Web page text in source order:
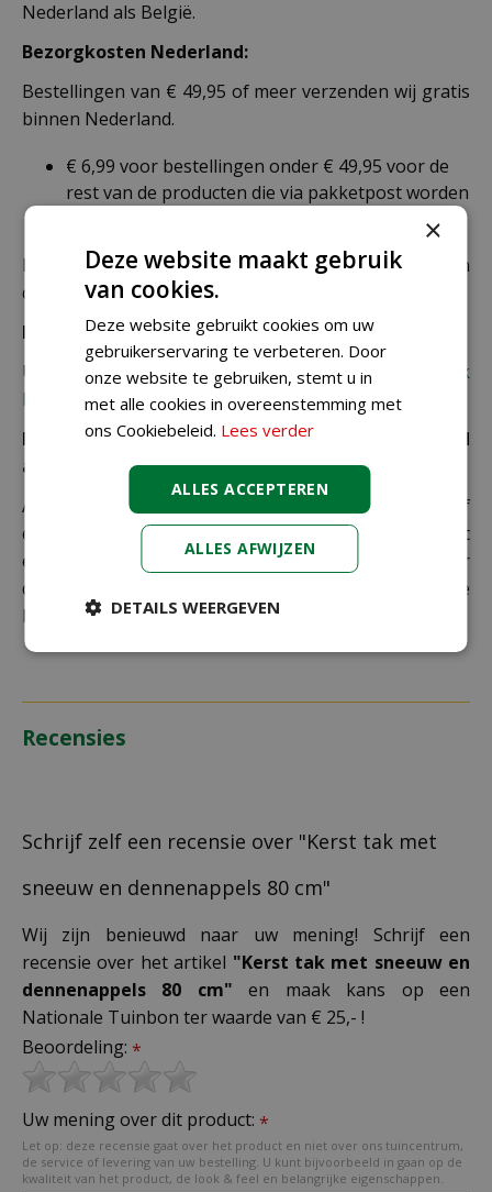
Nederland als België.
Bezorgkosten Nederland:
Bestellingen van € 49,95 of meer verzenden wij gratis
binnen Nederland.
€ 6,99 voor bestellingen onder € 49,95 voor de
rest van de producten die via pakketpost worden
De juiste verzendkosten worden in de laatste stap van
de winkelwagen berekend.
Bezorgkosten overige landen:
Uiteraard verzenden wij ook buiten Nederland,
bekijk
hier de verzendkosten.
Let op: extra kosten bij niet ophalen of verkeerd
adres
Als je je pakket niet ophaalt bij een PostNL-punt of
een verkeerd afleveradres invult, zijn wij genoodzaakt
extra kosten in rekening te brengen. Controleer
daarom altijd goed je adresgegevens voordat je je
bestelling plaatst.
Recensies
Schrijf zelf een recensie over "Kerst tak met
sneeuw en dennenappels 80 cm"
Wij zijn benieuwd naar uw mening! Schrijf een
recensie over het artikel "Kerst tak met sneeuw en
dennenappels 80 cm" en maak kans op een
Nationale Tuinbon ter waarde van € 25,- !
Beoordeling: *
Uw mening over dit product: *
Let op: deze recensie gaat over het product en niet over ons tuincentrum,
de service of levering van uw bestelling. U kunt bijvoorbeeld in gaan op de
kwaliteit van het product, de look & feel en belangrijke eigenschappen.
×
Deze website maakt gebruik
van cookies.
Deze website gebruikt cookies om uw
gebruikerservaring te verbeteren. Door
onze website te gebruiken, stemt u in
met alle cookies in overeenstemming met
ons Cookiebeleid. Lees verder
ALLES ACCEPTEREN
ALLES AFWIJZEN
DETAILS WEERGEVEN